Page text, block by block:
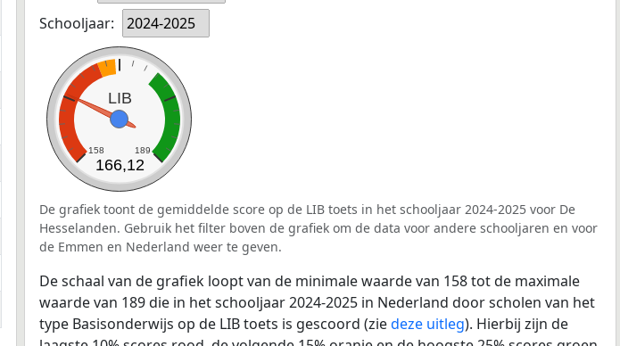
Schooljaar:
2024-2025
LIB
158 189
166,12
De grafiek toont de gemiddelde score op de LIB toets in het schooljaar 2024-2025 voor De
Hesselanden. Gebruik het filter boven de grafiek om de data voor andere schooljaren en voor
de Emmen en Nederland weer te geven.
De schaal van de grafiek loopt van de minimale waarde van 158 tot de maximale
waarde van 189 die in het schooljaar 2024-2025 in Nederland door scholen van het
type Basisonderwijs op de LIB toets is gescoord (ziedeze uitleg). Hierbij zijn de